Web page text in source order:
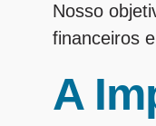
Nosso
financeiros
A